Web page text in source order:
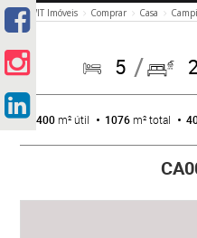
WIT Imóveis Comprar Casa
5
400m² útil 1076m² total